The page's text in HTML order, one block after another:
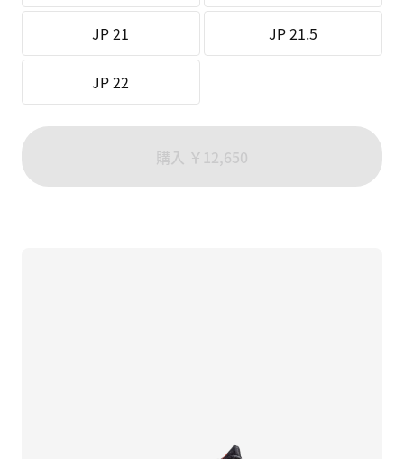
JP 21 JP 21.5
JP 22
購入 ￥12,650